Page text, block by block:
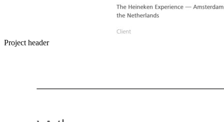
Project header